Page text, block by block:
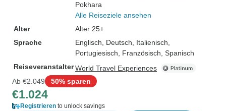
Pokhara
Alle Reiseziele ansehen
Alter
Alter 25+
Sprache
Englisch, Deutsch, Italienisch,
Portugiesisch, Französisch, Spanisch
ReiseveranstalterWorld Travel Experiences
Ab €2.049 50% sparen
€1.024
Registrieren to unlock savings